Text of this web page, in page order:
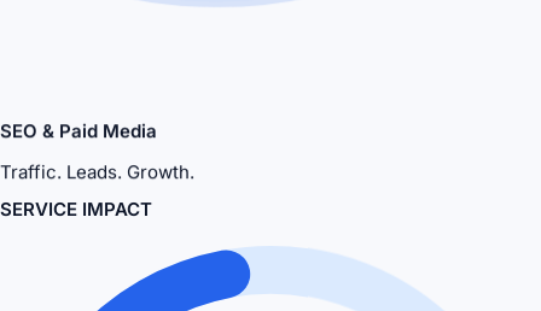
SEO & Paid Media
Traffic. Leads. Growth.
SERVICE IMPACT